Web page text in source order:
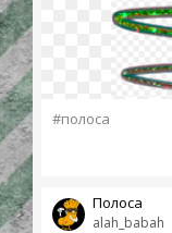
#полоса
alah_babah
Полоса